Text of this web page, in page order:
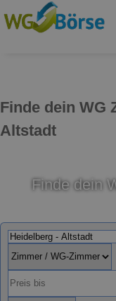
Finde dein WG
Altstadt
Finde dein